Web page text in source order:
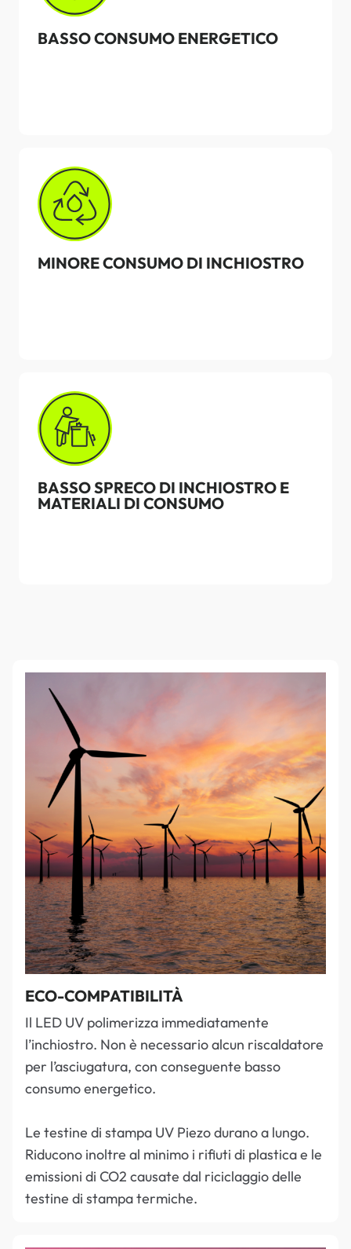
BASSO CONSUMO ENERGETICO
MINORE CONSUMO DI INCHIOSTRO
BASSO SPRECO DI INCHIOSTRO E
MATERIALI DI CONSUMO
ECO-COMPATIBILITÀ
Il LED UV polimerizza immediatamente
l’inchiostro. Non è necessario alcun riscaldatore
per l’asciugatura, con conseguente basso
consumo energetico.
Le testine di stampa UV Piezo durano a lungo.
Riducono inoltre al minimo i rifiuti di plastica e le
emissioni di CO2 causate dal riciclaggio delle
testine di stampa termiche.